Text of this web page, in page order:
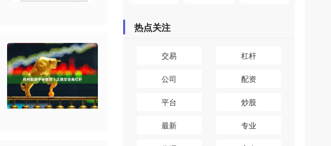
热点关注
交易 杠杆
公司 配资
平台 炒股
最新 专业